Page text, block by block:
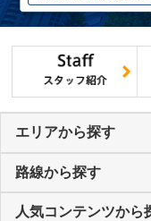
エリアから探す
路線から探す
人気コンテンツから